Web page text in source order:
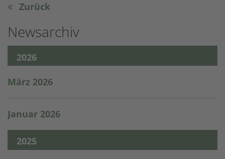
Zurück
Newsarchiv
2026
März 2026
Januar 2026
2025